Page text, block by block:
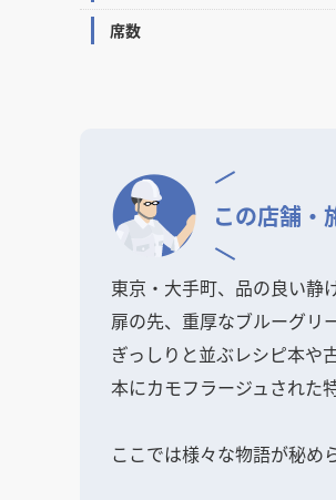
席数
この店舗・
東京・大手町、品の良い静
扉の先、重厚なブルーグリ
ぎっしりと並ぶレシピ本や
本にカモフラージュされた
ここでは様々な物語が秘め